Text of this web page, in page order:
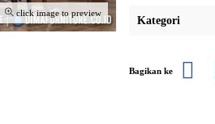
click image to preview
Kategori
Bagikan ke